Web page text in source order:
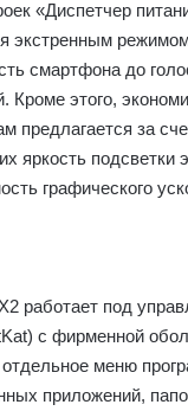
«Диспетчер
экстренным
смартфона до
Кроме этого,
предлагается за
яркость подсветки
графического
работает под
c фирменной
отдельное меню
приложений,